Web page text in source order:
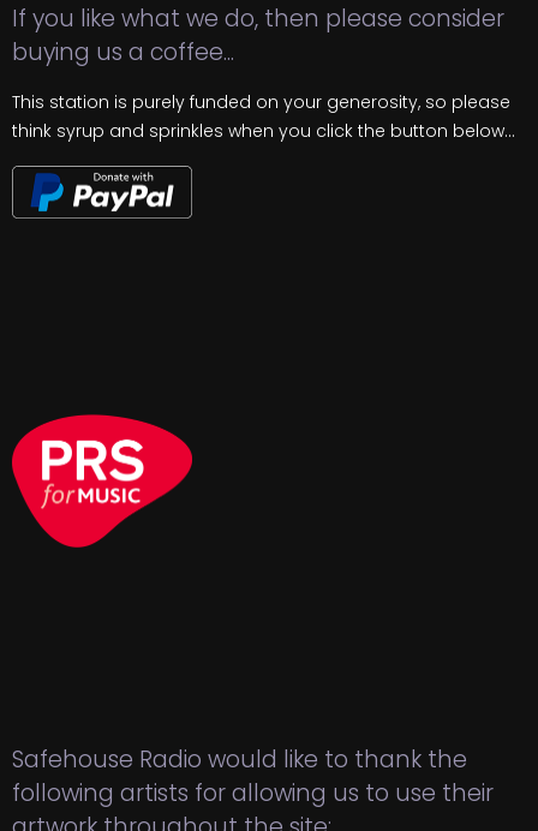
If you like what we do, then please consider
buying us a coffee...
This station is purely funded on your generosity, so please
think syrup and sprinkles when you click the button below...
Safehouse Radio would like to thank the
following artists for allowing us to use their